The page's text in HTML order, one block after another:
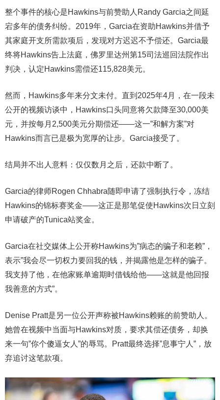
整个事件的核心是Hawkins与前赞助人Randy Garcia之间延
宕多年的债务纠纷。2019年，Garcia在资助Hawkins并借予
其家庭开支所需款项后，发现对方迟迟不予偿还。Garcia最
终将Hawkins告上法庭，佛罗里达州第15司法巡回法院作出
判决，认定Hawkins需偿还115,828美元。
然而，Hawkins多年来分文未付。直到2025年4月，在一段未
公开的视频访谈中，Hawkins口头同意将欠款降至30,000美
元，并按每月2,500美元分期偿还——这一”和解方案”对
Hawkins而言已是极为宽厚的让步。Garcia接受了。
结局并不出人意料：仅仅数月之后，还款中断了。
Garcia的律师Rogen Chhabra随即申请了强制执行令，冻结
Hawkins的锦标赛奖金——这正是那笔促使Hawkins次日立刻
申请破产的Tunica站奖金。
Garcia在社交媒体上公开称Hawkins为”病态的骗子和老赖”，
表示”我会尽一切权力要回我的钱，并揭露他是怎样的骗子。
我支持了他，在他家账单逾期时借钱给他——这就是他回报
我善意的方式”。
Denise Pratt是另一位公开声称被Hawkins赖账的前赞助人。
她曾在视频中当面与Hawkins对质，要求其偿还债务，却换
来一句”你个傻逼女人”的辱骂。Pratt最终选择”息事宁人”，放
弃追讨这笔款项。